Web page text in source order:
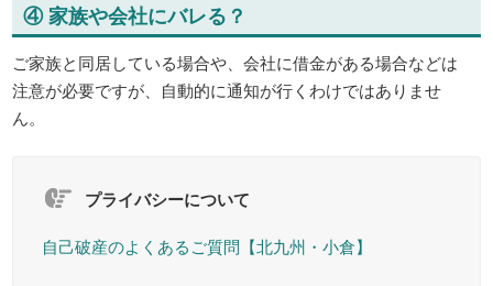
④ 家族や会社にバレる？
ご家族と同居している場合や、会社に借金がある場合などは
注意が必要ですが、自動的に通知が行くわけではありませ
ん。
プライバシーについて
自己破産のよくあるご質問【北九州・小倉】